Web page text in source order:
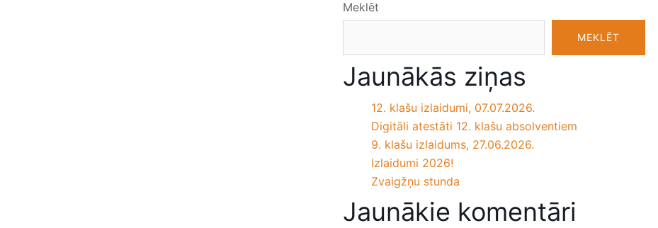
Meklēt
MEKLĒT
Jaunākās ziņas
12. klašu izlaidumi, 07.07.2026.
Digitāli atestāti 12. klašu absolventiem
9. klašu izlaidums, 27.06.2026.
Izlaidumi 2026!
Zvaigžņu stunda
Jaunākie komentāri